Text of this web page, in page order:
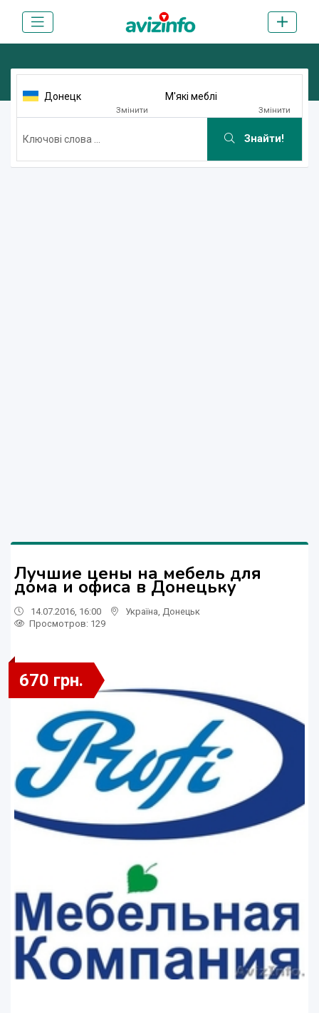
Донецк
Змінити
М'які меблі
Змінити
Знайти!
Лучшие цены на мебель для
дома и офиса в Донецьку
14.07.2016, 16:00 Україна Донецьк
Просмотров: 129
670 грн.